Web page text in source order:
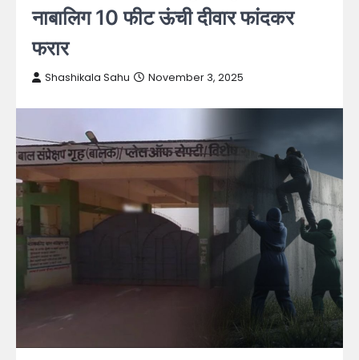
नाबालिग 10 फीट ऊंची दीवार फांदकर
फरार
Shashikala Sahu November 3, 2025